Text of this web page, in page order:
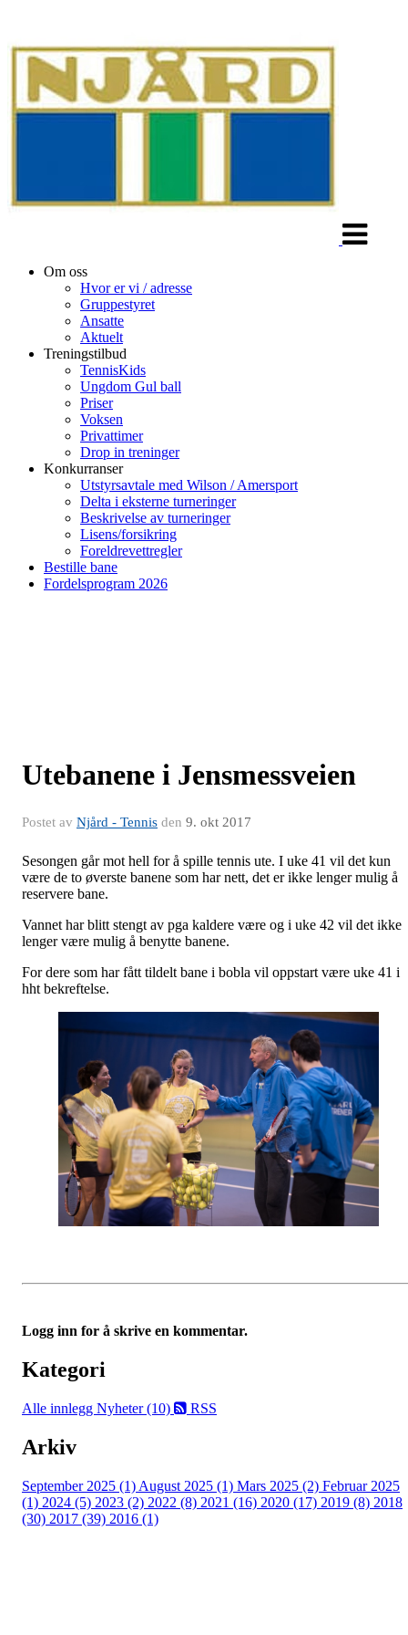
Om oss
Hvor er vi / adresse
Gruppestyret
Ansatte
Aktuelt
Treningstilbud
TennisKids
Ungdom Gul ball
Priser
Voksen
Privattimer
Drop in treninger
Konkurranser
Utstyrsavtale med Wilson / Amersport
Delta i eksterne turneringer
Beskrivelse av turneringer
Lisens/forsikring
Foreldrevettregler
Bestille bane
Fordelsprogram 2026
Utebanene i Jensmessveien
Postet av Njård - Tennis den 9. okt 2017
Sesongen går mot hell for å spille tennis ute. I uke 41 vil det kun
være de to øverste banene som har nett, det er ikke lenger mulig å
reservere bane.
Vannet har blitt stengt av pga kaldere være og i uke 42 vil det ikke
lenger være mulig å benytte banene.
For dere som har fått tildelt bane i bobla vil oppstart være uke 41 i
hht bekreftelse.
Logg inn for å skrive en kommentar.
Kategori
Alle innlegg Nyheter (10) RSS
Arkiv
September 2025 (1) August 2025 (1) Mars 2025 (2) Februar 2025
(1) 2024 (5) 2023 (2) 2022 (8) 2021 (16) 2020 (17) 2019 (8) 2018
(30) 2017 (39) 2016 (1)